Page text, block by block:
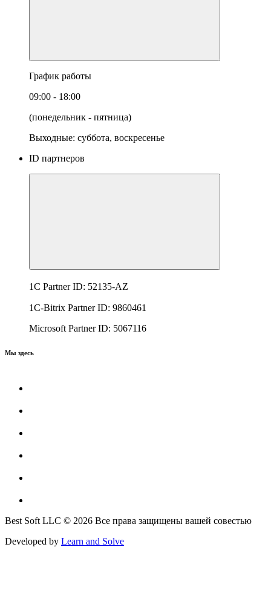
График работы
09:00 - 18:00
(понедельник - пятница)
Выходные: суббота, воскресенье
ID партнеров
1C Partner ID: 52135-AZ
1C-Bitrix Partner ID: 9860461
Microsoft Partner ID: 5067116
Мы здесь
Best Soft LLC © 2026 Все права защищены вашей совестью
Developed by Learn and Solve